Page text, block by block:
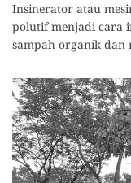
Insinerator atau
polutif menjadi cara
sampah organik dan